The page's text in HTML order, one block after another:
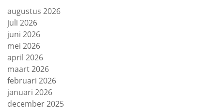
augustus 2026
juli 2026
juni 2026
mei 2026
april 2026
maart 2026
februari 2026
januari 2026
december 2025